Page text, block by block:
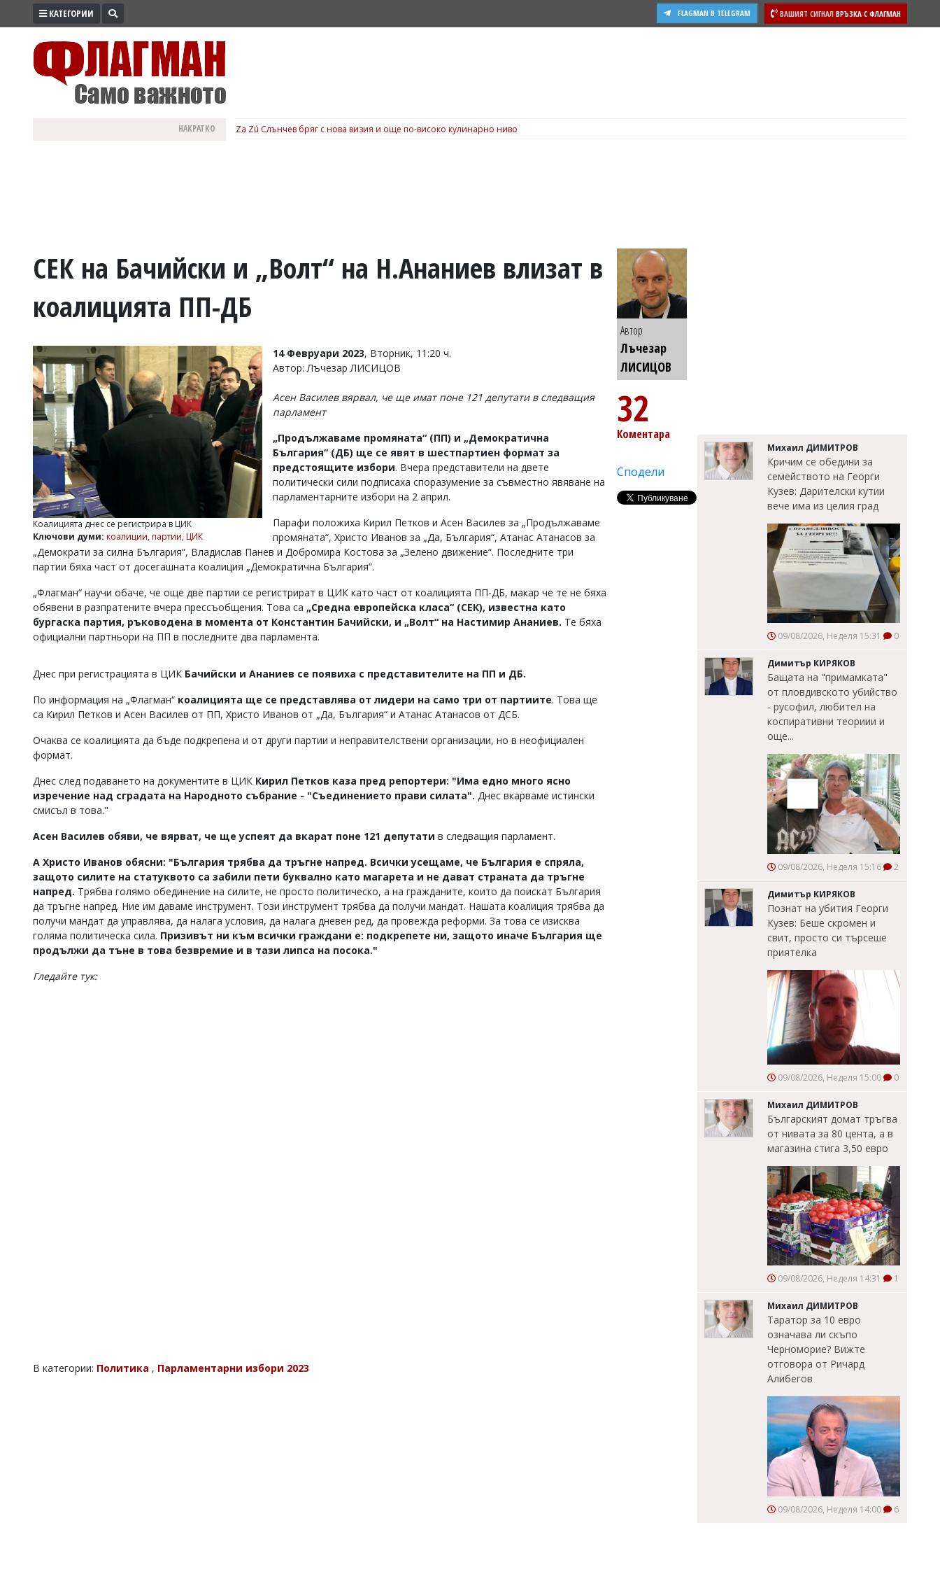
ПРОМО
ВОЙНАТА
УКРАЙНА
РАЗСЛЕДВАНЕ
БИЗНЕС
Управители:
Веселин
v.vasilev@flagman.bg
Касабова,
k.kassabova@flagman.bg
Главен
редактор:
office@flagman.bg
Коментарите
читателите
редакцията
отговорност
откриете
обиден
коментар,
сигнализирайте
КАТЕГОРИИ ВАШИЯТ СИГНАЛ ВРЪЗКА С ФЛАГМАН
FLAGMAN В TELEGRAM
НАКРАТКО Za Zú Слънчев бряг с нова визия и още по-високо кулинарно ниво
СЕК на Бачийски и „Волт“ на Н.Ананиев влизат в
коалицията ПП-ДБ
Коалицията днес се регистрира в ЦИК
Ключови думи: коалиции, партии, ЦИК
14 Февруари 2023, Вторник, 11:20 ч.
Автор: Лъчезар ЛИСИЦОВ
Асен Василев вярвал, че ще имат поне 121 депутати в следващия
парламент
„Продължаваме промяната“ (ПП) и „Демократична
България“ (ДБ) ще се явят в шестпартиен формат за
предстоящите избори. Вчера представители на двете
политически сили подписаха споразумение за съвместно явяване на
парламентарните избори на 2 април.
Парафи положиха Кирил Петков и Асен Василев за „Продължаваме
промяната“, Христо Иванов за „Да, България“, Атанас Атанасов за
„Демократи за силна България“, Владислав Панев и Добромира Костова за „Зелено движение“. Последните три
партии бяха част от досегашната коалиция „Демократична България“.
„Флагман“ научи обаче, че още две партии се регистрират в ЦИК като част от коалицията ПП-ДБ, макар че те не бяха
обявени в разпратените вчера прессъобщения. Това са „Средна европейска класа“ (СЕК), известна като
бургаска партия, ръководена в момента от Константин Бачийски, и „Волт“ на Настимир Ананиев. Те бяха
официални партньори на ПП в последните два парламента.
Днес при регистрацията в ЦИК Бачийски и Ананиев се появиха с представителите на ПП и ДБ.
По информация на „Флагман“ коалицията ще се представлява от лидери на само три от партиите. Това ще
са Кирил Петков и Асен Василев от ПП, Христо Иванов от „Да, България“ и Атанас Атанасов от ДСБ.
Очаква се коалицията да бъде подкрепена и от други партии и неправителствени организации, но в неофициален
формат.
Днес след подаването на документите в ЦИК Кирил Петков каза пред репортери: "Има едно много ясно
изречение над сградата на Народното събрание - "Съединението прави силата". Днес вкарваме истински
смисъл в това."
Асен Василев обяви, че вярват, че ще успеят да вкарат поне 121 депутати в следващия парламент.
А Христо Иванов обясни: "България трябва да тръгне напред. Всички усещаме, че България е спряла,
защото силите на статуквото са забили пети буквално като магарета и не дават страната да тръгне
напред. Трябва голямо обединение на силите, не просто политическо, а на гражданите, които да поискат България
да тръгне напред. Ние им даваме инструмент. Този инструмент трябва да получи мандат. Нашата коалиция трябва да
получи мандат да управлява, да налага условия, да налага дневен ред, да провежда реформи. За това се изисква
голяма политическа сила. Призивът ни към всички граждани е: подкрепете ни, защото иначе България ще
продължи да тъне в това безвремие и в тази липса на посока."
Гледайте тук:
В категории: Политика , Парламентарни избори 2023
Автор
Лъчезар
ЛИСИЦОВ
32
Коментара
Сподели
Михаил ДИМИТРОВ
Кричим се обедини за
семейството на Георги
Кузев: Дарителски кутии
вече има из целия град
09/08/2026, Неделя 15:31 0
Димитър КИРЯКОВ
Бащата на "примамката"
от пловдивското убийство
- русофил, любител на
коспиративни теориии и
още...
09/08/2026, Неделя 15:16 2
Димитър КИРЯКОВ
Познат на убития Георги
Кузев: Беше скромен и
свит, просто си търсеше
приятелка
09/08/2026, Неделя 15:00 0
Михаил ДИМИТРОВ
Българският домат тръгва
от нивата за 80 цента, а в
магазина стига 3,50 евро
09/08/2026, Неделя 14:31 1
Михаил ДИМИТРОВ
Таратор за 10 евро
означава ли скъпо
Черноморие? Вижте
отговора от Ричард
Алибегов
09/08/2026, Неделя 14:00 6